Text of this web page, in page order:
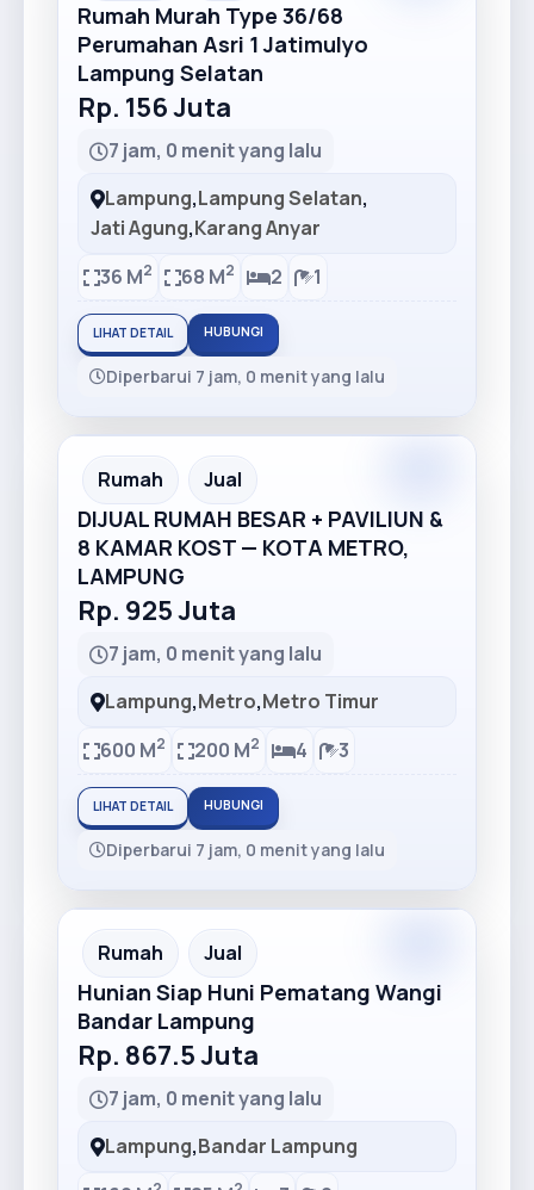
Rumah Murah Type 36/68
Perumahan Asri 1 Jatimulyo
Lampung Selatan
Rp. 156 Juta
7 jam, 0 menit yang lalu
Lampung,Lampung Selatan,
Jati Agung,Karang Anyar
36 M2 68 M2 2 1
LIHAT DETAIL HUBUNGI
Diperbarui 7 jam, 0 menit yang lalu
Recommended
Rumah Jual
DIJUAL RUMAH BESAR + PAVILIUN &
8 KAMAR KOST — KOTA METRO,
LAMPUNG
Rp. 925 Juta
7 jam, 0 menit yang lalu
Lampung,Metro,Metro Timur
600 M2 200 M2 4 3
LIHAT DETAIL HUBUNGI
Diperbarui 7 jam, 0 menit yang lalu
Recommended
Rumah Jual
Hunian Siap Huni Pematang Wangi
Bandar Lampung
Rp. 867.5 Juta
7 jam, 0 menit yang lalu
Lampung,Bandar Lampung